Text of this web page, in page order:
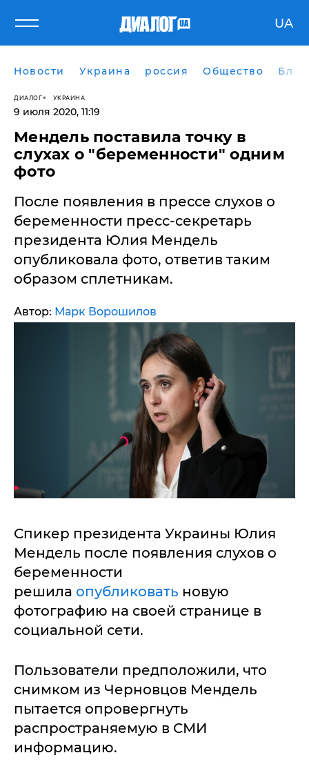
UA
Новости Украина россия Общество
ДИАЛОГ УКРАИНА
9 июля 2020, 11:19
Мендель поставила точку в
слухах о "беременности" одним
фото
​После появления в прессе слухов о
беременности пресс-секретарь
президента Юлия Мендель
опубликовала фото, ответив таким
образом сплетникам.
Автор: Марк Ворошилов
Спикер президента Украины Юлия
Мендель после появления слухов о
беременности
решила опубликовать новую
фотографию на своей странице в
социальной сети.
Пользователи предположили, что
снимком из Черновцов Мендель
пытается опровергнуть
распространяемую в СМИ
информацию.